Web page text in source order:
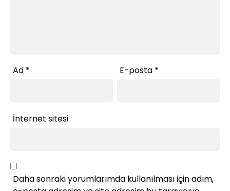
Ad * E-posta *
İnternet sitesi
Daha sonraki yorumlarımda kullanılması için adım,